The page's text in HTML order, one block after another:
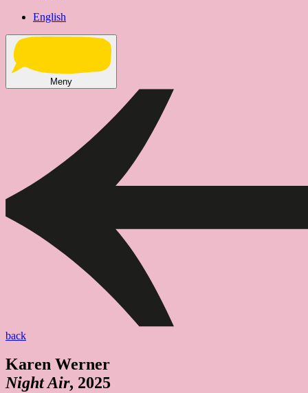
English
Meny
back
Karen Werner
Night Air, 2025